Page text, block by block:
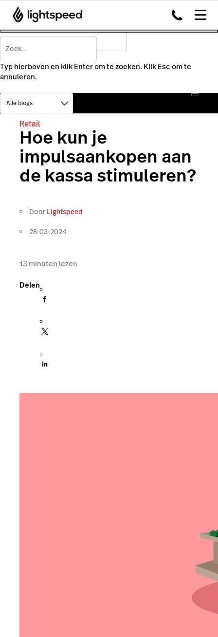
Typ hierboven en klik Enter om te zoeken. Klik Esc om te
annuleren.
Retail
Hoe kun je
impulsaankopen aan
de kassa stimuleren?
Door Lightspeed
28-03-2024
13 minuten lezen
Delen